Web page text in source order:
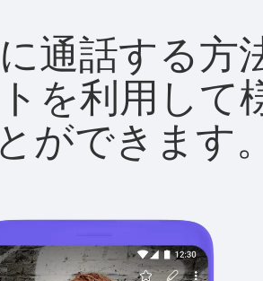
通話する方
を利用して
ができます。